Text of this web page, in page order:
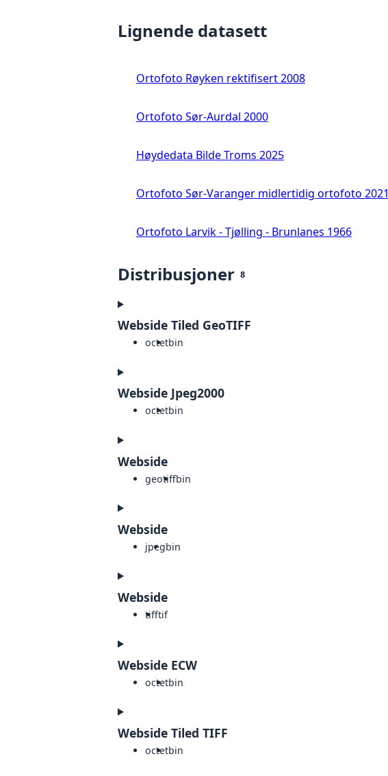
Lignende datasett
Ortofoto Røyken rektifisert 2008
Ortofoto Sør-Aurdal 2000
Høydedata Bilde Troms 2025
Ortofoto Sør-Varanger midlertidig ortofoto 2021
Ortofoto Larvik - Tjølling - Brunlanes 1966
Distribusjoner 8
Webside Tiled GeoTIFF
octetbin
Webside Jpeg2000
octetbin
Webside
geotiffbin
Webside
jpegbin
Webside
tifftif
Webside ECW
octetbin
Webside Tiled TIFF
octetbin